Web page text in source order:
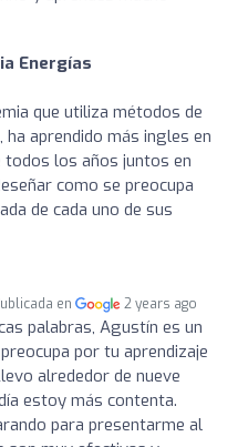
Energías
que utiliza métodos de
aprendido más ingles en
todos los años juntos en
como se preocupa
de cada uno de sus
en 2 years ago
palabras, Agustín es un
por tu aprendizaje
alrededor de nueve
estoy más contenta.
para presentarme al